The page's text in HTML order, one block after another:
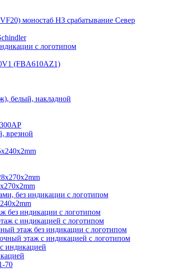
моностаб НЗ срабатывание Cевер
с логотипом
(FBA610AZ1)
белый, накладной
врезной
без индикации с логотипом
без индикации с логотипом
с индикацией с логотипом
этаж без индикации с логотипом
этаж с индикацией с логотипом
индикацией
70